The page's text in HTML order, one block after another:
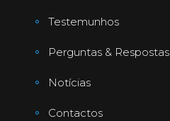
Testemunhos
Perguntas & Respostas
Notícias
Contactos